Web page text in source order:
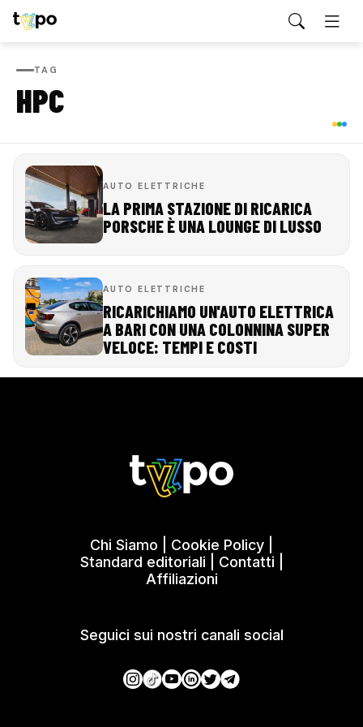
TAG
HPC
AUTO ELETTRICHE
LA PRIMA STAZIONE DI RICARICA
PORSCHE È UNA LOUNGE DI LUSSO
AUTO ELETTRICHE
RICARICHIAMO UN'AUTO ELETTRICA
A BARI CON UNA COLONNINA SUPER
VELOCE: TEMPI E COSTI
Chi Siamo Cookie Policy
Standard editoriali
Contatti
Affiliazioni
Seguici sui nostri canali social